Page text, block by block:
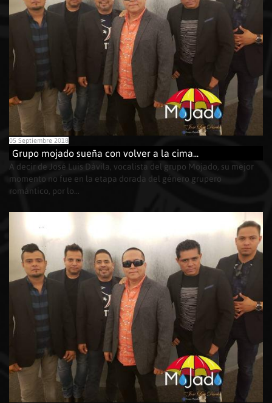
05 Septiembre 2018
Grupo mojado sueña con volver a la cima...
A decir de José Luis Dávila, vocalista del grupo Mojado, su mejor
momento no fue en la etapa dorada del género grupero
romántico, por lo...